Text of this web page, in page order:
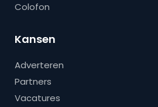
Colofon
Kansen
Adverteren
Partners
Vacatures